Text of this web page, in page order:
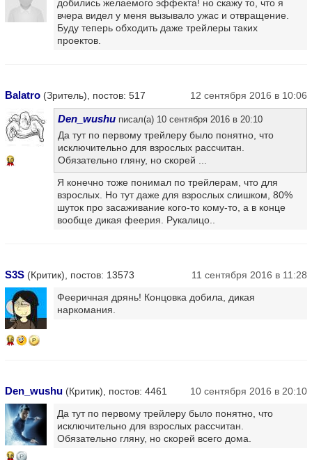
добились желаемого эффекта! но скажу то, что я
вчера видел у меня вызывало ужас и отвращение.
Буду теперь обходить даже трейлеры таких
проектов.
Balatro (Зритель), постов: 517 12 сентября 2016 в 10:06
10
Den_wushu писал(а) 10 сентября 2016 в 20:10
Да тут по первому трейлеру было понятно, что
исключительно для взрослых рассчитан.
Обязательно гляну, но скорей ...
Я конечно тоже понимал по трейлерам, что для
взрослых. Но тут даже для взрослых слишком, 80%
шуток про засаживание кого-то кому-то, а в конце
вообще дикая феерия. Рукалицо..
S3S (Критик), постов: 13573 11 сентября 2016 в 11:28
16
Фееричная дрянь! Концовка добила, дикая
наркомания.
Den_wushu (Критик), постов: 4461 10 сентября 2016 в 20:10
16
Да тут по первому трейлеру было понятно, что
исключительно для взрослых рассчитан.
Обязательно гляну, но скорей всего дома.